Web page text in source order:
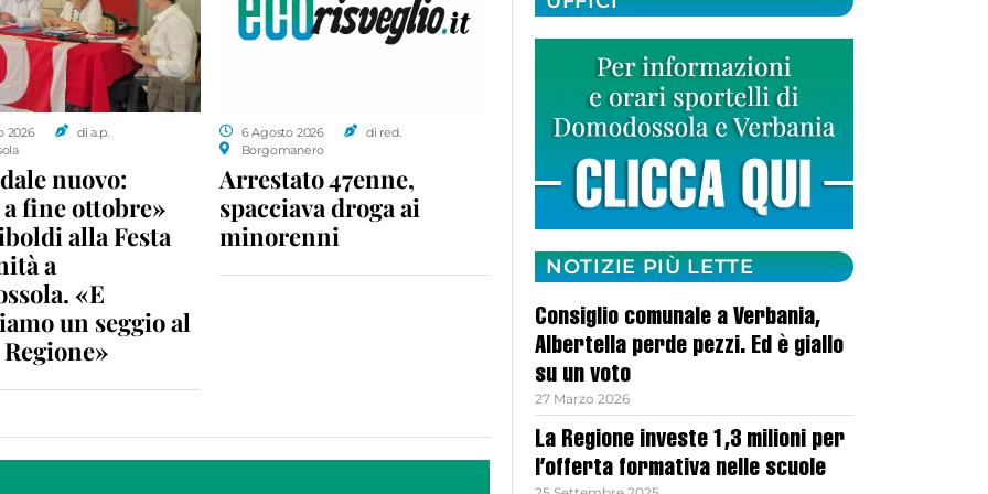
2026
di a.p.
nuovo:
fine ottobre»
alla Festa
a
«E
un seggio al
6 Agosto 2026
di red.
Borgomanero
Arrestato 47enne,
spacciava droga ai
minorenni
NOTIZIE PIÙ LETTE
Consiglio comunale a Verbania,
Albertella perde pezzi. Ed è giallo
su un voto
27 Marzo 2026
La Regione investe 1,3 milioni per
l’offerta formativa nelle scuole